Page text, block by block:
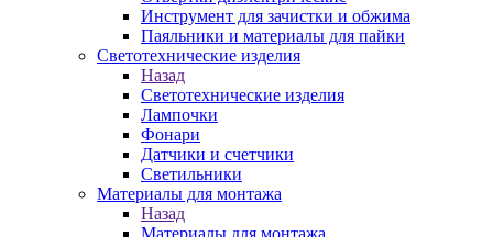
Инструмент для зачистки и обжима
Паяльники и материалы для пайки
Светотехнические изделия
Назад
Светотехнические изделия
Лампочки
Фонари
Датчики и счетчики
Светильники
Материалы для монтажа
Назад
Материалы для монтажа